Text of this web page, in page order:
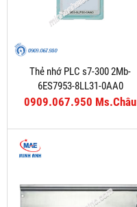
Thẻ nhớ PLC s7-300 2Mb-
6ES7953-8LL31-0AA0
0909.067.950 Ms.Châu